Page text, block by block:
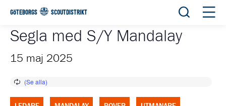
GÖTEBORGS SCOUTDISTRIKT Öppna
Segla med S/Y Mandalay
15 maj 2025